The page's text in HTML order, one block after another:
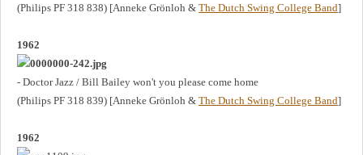
(Philips PF 318 838) [Anneke Grönloh & The Dutch Swing College Band]
1962
- Doctor Jazz / Bill Bailey won't you please come home
(Philips PF 318 839) [Anneke Grönloh & The Dutch Swing College Band]
1962